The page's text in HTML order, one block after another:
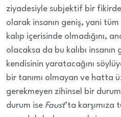
ziyadesiyle subjektif bir
olarak insanın geniş, yani
kalıp içerisinde olmadığını,
olacaksa da bu kalıbı
kendisinin yaratacağını
bir tanımı olmayan ve hatta
gerekmeyen zihinsel bir
durum ise Faust’ta karşımıza